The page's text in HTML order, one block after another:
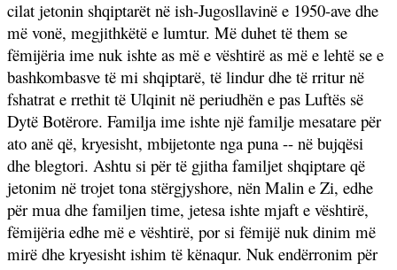
cilat jetonin shqiptarët në ish-Jugosllavinë e 1950-ave dhe
më vonë, megjithkëtë e lumtur. Më duhet të them se
fëmijëria ime nuk ishte as më e vështirë as më e lehtë se e
bashkombasve të mi shqiptarë, të lindur dhe të rritur në
fshatrat e rrethit të Ulqinit në periudhën e pas Luftës së
Dytë Botërore. Familja ime ishte një familje mesatare për
ato anë që, kryesisht, mbijetonte nga puna -- në bujqësi
dhe blegtori. Ashtu si për të gjitha familjet shqiptare që
jetonim në trojet tona stërgjyshore, nën Malin e Zi, edhe
për mua dhe familjen time, jetesa ishte mjaft e vështirë,
fëmijëria edhe më e vështirë, por si fëmijë nuk dinim më
mirë dhe kryesisht ishim të kënaqur. Nuk endërronim për